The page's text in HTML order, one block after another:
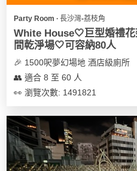
遊
艇
出
租
Party Room ∙ 長沙灣-荔枝角
White House🤍巨型婚禮
間乾淨場🤍可容納80人
🎉 1500呎夢幻場地 酒店級廁所
👥 適合 8 至 60 人
👀 瀏覽次數: 1491821